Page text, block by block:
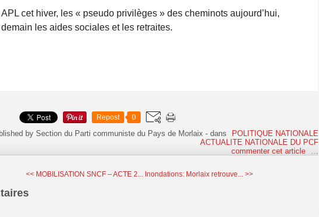
cet hiver, les « pseudo privilèges » des cheminots aujourd’hui,
les aides sociales et les retraites.
Repost 0
by Section du Parti communiste du Pays de Morlaix -dans
POLITIQUE NATIONALE
ACTUALITE NATIONALE DU PCF
commenter cet article
<< MOBILISATION SNCF – ACTE 2... Inondations: Morlaix retrouve... >>